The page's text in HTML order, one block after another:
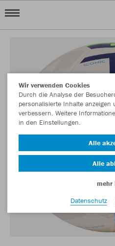
Wir verwenden Cookies
Durch die Analyse der
personalisierte Inhalte anzeigen
verbessern. Weitere
in den Einstellungen.
Alle
Alle
mehr
Datenschutz